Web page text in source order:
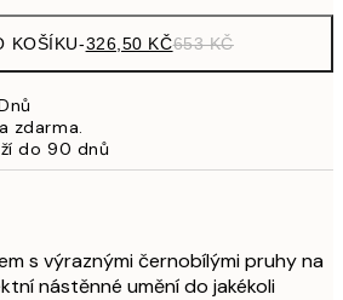
KOŠÍKU-326,50 KČ653 KČ
zdarma.
do 90 dnů
s výraznými černobílými pruhy na
nástěnné umění do jakékoli